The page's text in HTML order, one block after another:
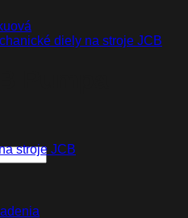
diely na stroje JCB
Pumpa
stroje JCB